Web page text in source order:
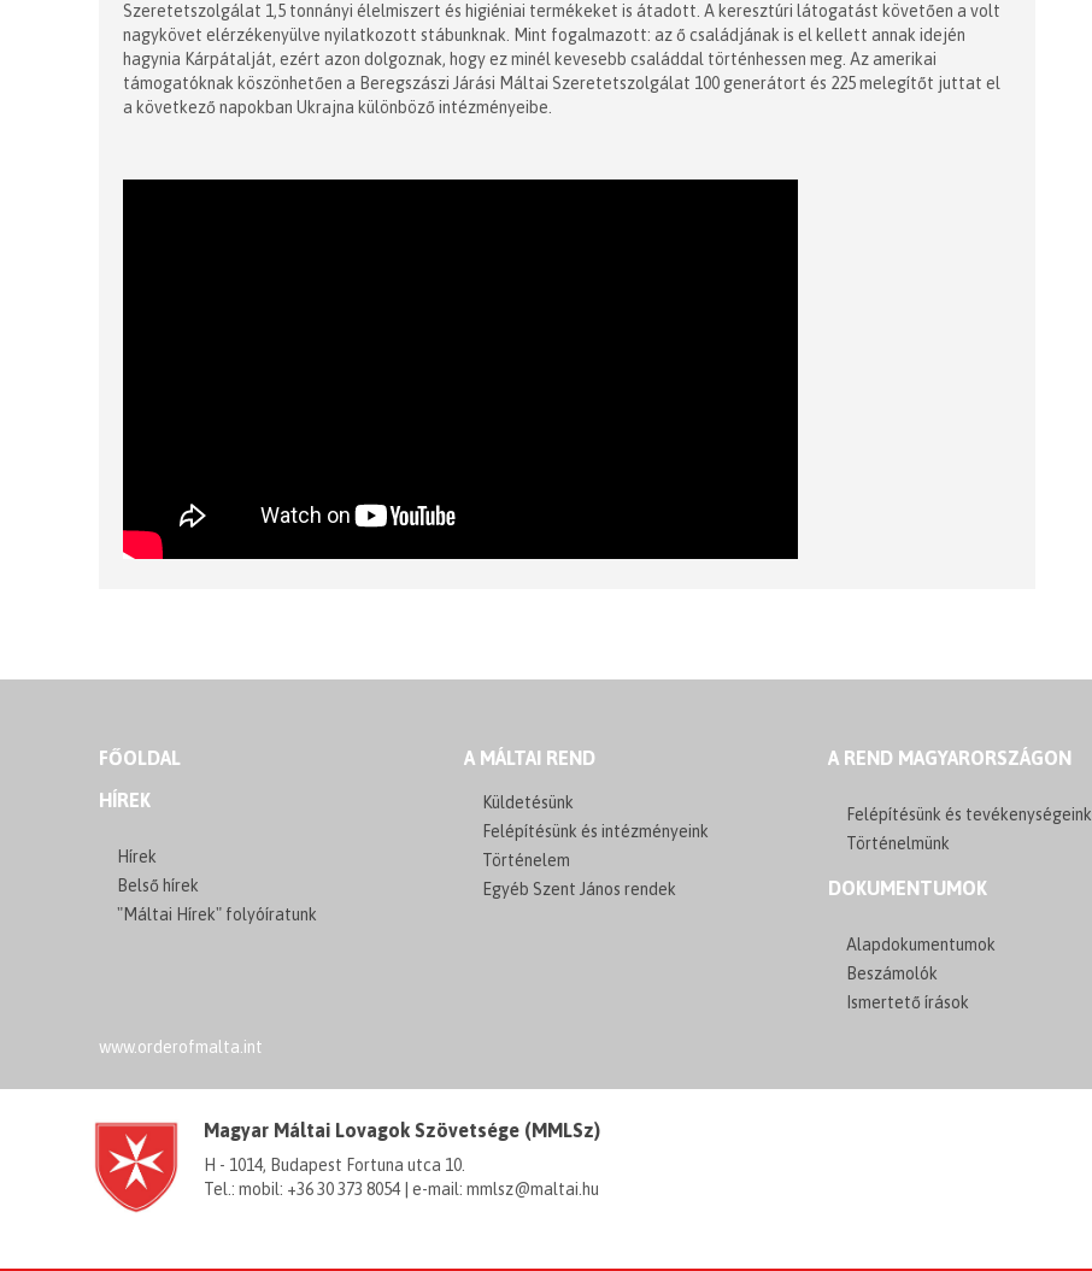
Szeretetszolgálat 1,5 tonnányi élelmiszert és higiéniai termékeket is átadott. A keresztúri látogatást követően a volt
nagykövet elérzékenyülve nyilatkozott stábunknak. Mint fogalmazott: az ő családjának is el kellett annak idején
hagynia Kárpátalját, ezért azon dolgoznak, hogy ez minél kevesebb családdal történhessen meg. Az amerikai
támogatóknak köszönhetően a Beregszászi Járási Máltai Szeretetszolgálat 100 generátort és 225 melegítőt juttat el
a következő napokban Ukrajna különböző intézményeibe.
FŐOLDAL
HÍREK
Hírek
Belső hírek
"Máltai Hírek" folyóíratunk
A MÁLTAI REND
Küldetésünk
Felépítésünk és intézményeink
Történelem
Egyéb Szent János rendek
A REND MAGYARORSZÁGON
Felépítésünk és tevékenységeink
Történelmünk
DOKUMENTUMOK
Alapdokumentumok
Beszámolók
Ismertető írások
www.orderofmalta.int
Magyar Máltai Lovagok Szövetsége (MMLSz)
H - 1014, Budapest Fortuna utca 10.
Tel.: mobil: +36 30 373 8054 | e-mail: mmlsz@maltai.hu